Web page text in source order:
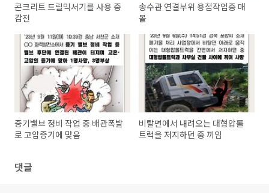
콘크리트 드릴믹서기를 사용 중
감전
송수관 연결부위 용접작업중 매
몰
증기밸브 정비 작업 중 배관폭발
로 고압증기에 맞음
비탈면에서 내려오는 대형압롤
트럭을 저지하던 중 끼임
댓글